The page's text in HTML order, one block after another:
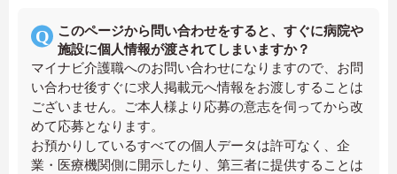
このページから問い合わせをすると、すぐに病院や
施設に個人情報が渡されてしまいますか？
マイナビ介護職へのお問い合わせになりますので、お問
い合わせ後すぐに求人掲載元へ情報をお渡しすることは
ございません。ご本人様より応募の意志を伺ってから改
めて応募となります。
お預かりしているすべての個人データは許可なく、企
業・医療機関側に開示したり、第三者に提供することは